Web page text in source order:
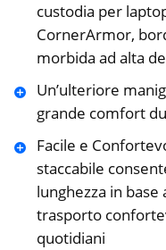
custodia per
CornerArmor,
morbida ad alta
Un’ulteriore
grande comfort
Facile e
staccabile
lunghezza in
trasporto
quotidiani